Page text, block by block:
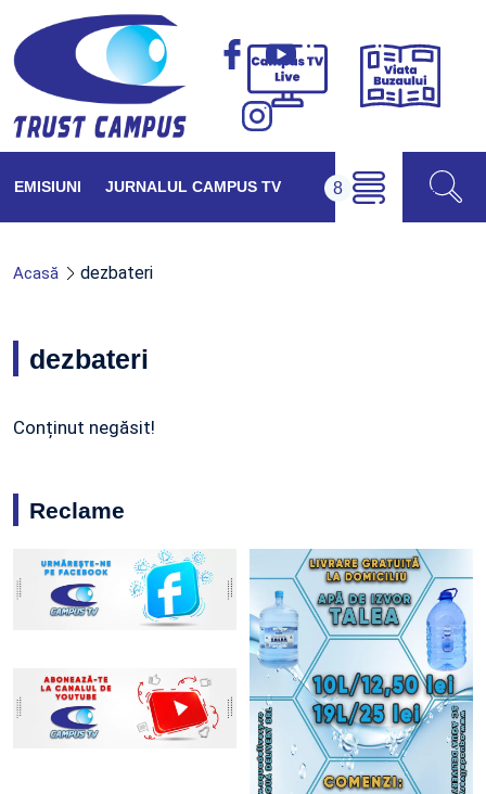
Campus
Viața
EMISIUNI JURNALUL CAMPUS TV
Acasă dezbateri
dezbateri
Conținut negăsit!
Reclame